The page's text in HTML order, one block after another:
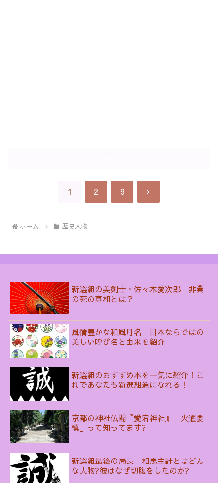
1 2 9
次
ホーム 歴史人物
新選組の美剣士・佐々木愛次郎 非業
の死の真相とは？
風情豊かな和風月名 日本ならではの
美しい呼び名と由来を紹介
新選組のおすすめ本を一気に紹介！こ
れであなたも新選組通になれる！
京都の神社仏閣『愛宕神社』「火迺要
慎」って知ってます?
新選組最後の局長 相馬主計とはどん
な人物?彼はなぜ切腹をしたのか?